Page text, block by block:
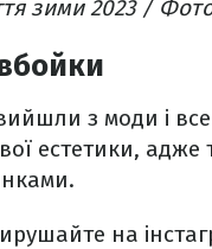
зими 2023 /
з моди і
естетики, адже
на